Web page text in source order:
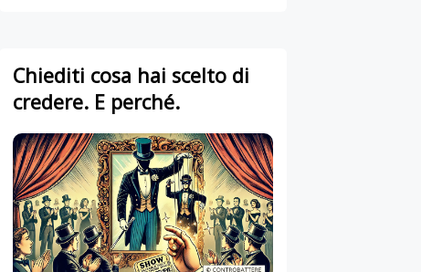
Chiediti cosa hai scelto di
credere. E perché.